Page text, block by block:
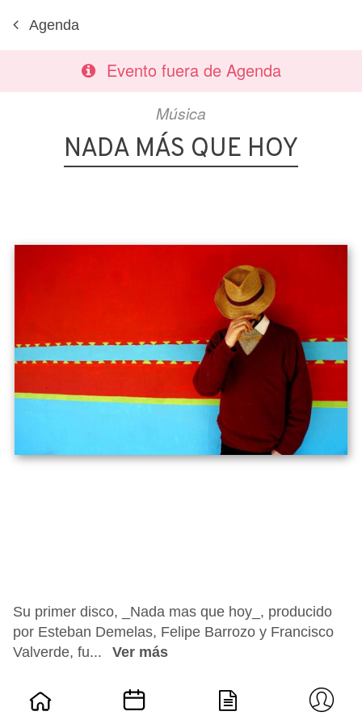
Agenda
Evento fuera de Agenda
Música
NADA MÁS QUE HOY
Su primer disco, _Nada mas que hoy_, producido
por Esteban Demelas, Felipe Barrozo y Francisco
Valverde, fu...
Ver más